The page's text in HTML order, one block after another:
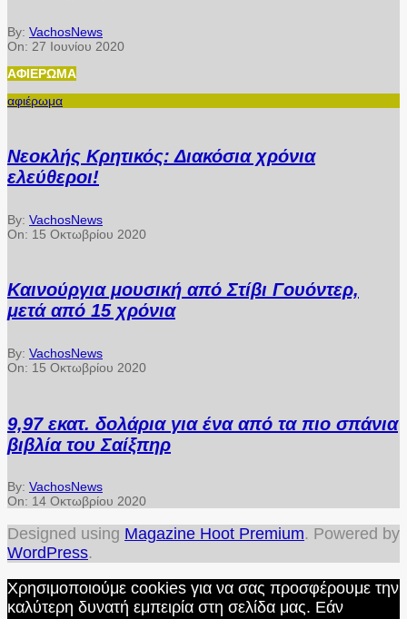
By: VachosNews
On: 27 Ιουνίου 2020
ΑΦΙΈΡΩΜΑ
αφιέρωμα
Νεοκλής Κρητικός: Διακόσια χρόνια
ελεύθεροι!
By: VachosNews
On: 15 Οκτωβρίου 2020
Καινούργια μουσική από Στίβι Γουόντερ,
μετά από 15 χρόνια
By: VachosNews
On: 15 Οκτωβρίου 2020
9,97 εκατ. δολάρια για ένα από τα πιο σπάνια
βιβλία του Σαίξπηρ
By: VachosNews
On: 14 Οκτωβρίου 2020
Designed using Magazine Hoot Premium. Powered by
WordPress.
Χρησιμοποιούμε cookies για να σας προσφέρουμε την
καλύτερη δυνατή εμπειρία στη σελίδα μας. Εάν